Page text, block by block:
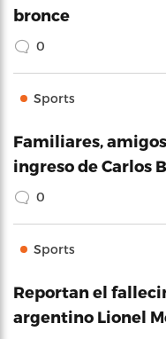
bronce
0
Sports
Familiares,
ingreso de Carlos
0
Sports
Reportan el
argentino Lionel